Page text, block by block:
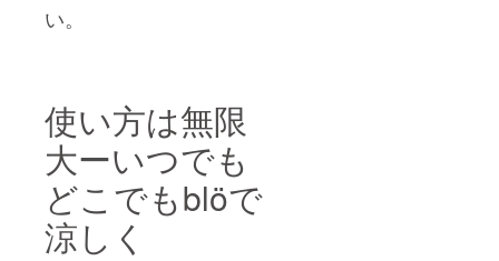
い。
使い方は無限
大ーいつでも
どこでもblöで
涼しく